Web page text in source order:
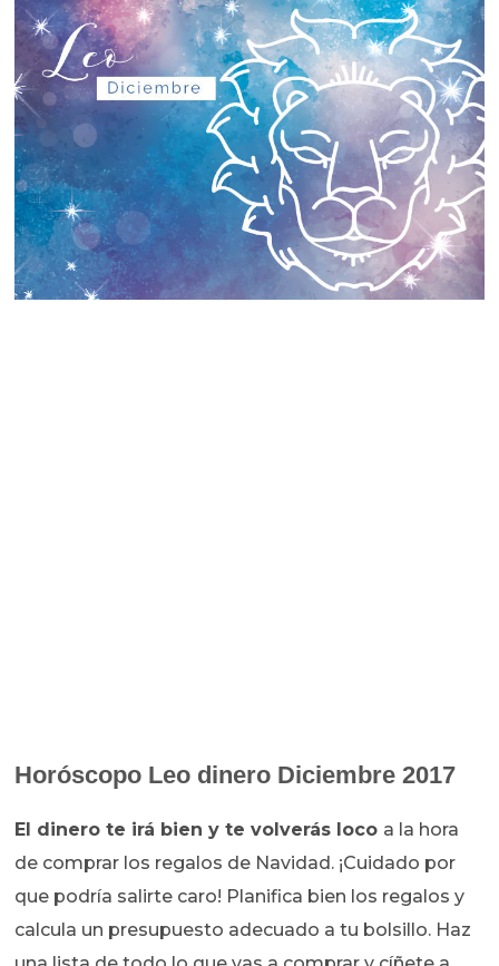
Horóscopo Leo dinero Diciembre 2017
El dinero te irá bien y te volverás loco a la hora
de comprar los regalos de Navidad. ¡Cuidado por
que podría salirte caro! Planifica bien los regalos y
calcula un presupuesto adecuado a tu bolsillo. Haz